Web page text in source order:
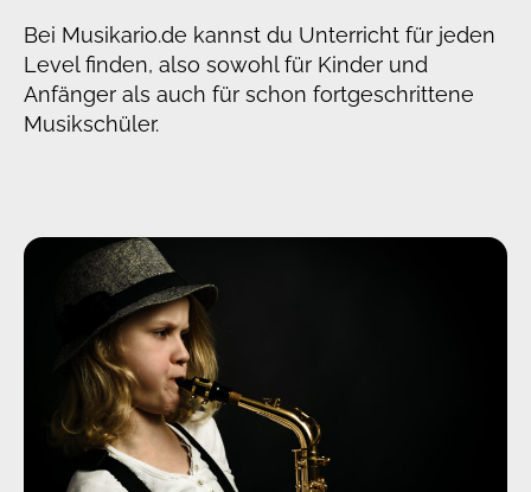
Bei Musikario.de kannst du Unterricht für jeden
Level finden, also sowohl für Kinder und
Anfänger als auch für schon fortgeschrittene
Musikschüler.